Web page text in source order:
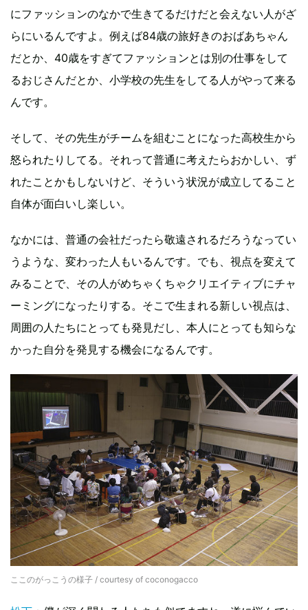
にファッションのなかで生きてるだけだと会えない人がざ
らにいるんですよ。例えば84歳の旅好きのおばあちゃん
だとか、40歳をすぎてファッションとは別の仕事をして
るおじさんだとか、小学校の先生をしてる人がやって来る
んです。
そして、その先生がチームを組むことになった高校生から
怒られたりしてる。それって普通に考えたらおかしい、ず
れたことかもしないけど、そういう状況が成立してること
自体が面白いし楽しい。
なかには、普通の会社だったら敬遠されるだろうなってい
うような、変わった人もいるんです。でも、視点を変えて
みることで、その人がめちゃくちゃクリエイティブにチャ
ーミングになったりする。そこで生まれる新しい視点は、
周囲の人たちにとっても発見だし、本人にとっても知らな
かった自分を発見する機会になるんです。
ここのがっこうの様子 / courtesy of coconogacco